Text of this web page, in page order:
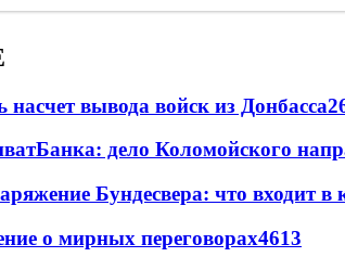
вывода войск из Донбасса
дело Коломойского
Бундесвера: что входит в
о мирных переговорах4613